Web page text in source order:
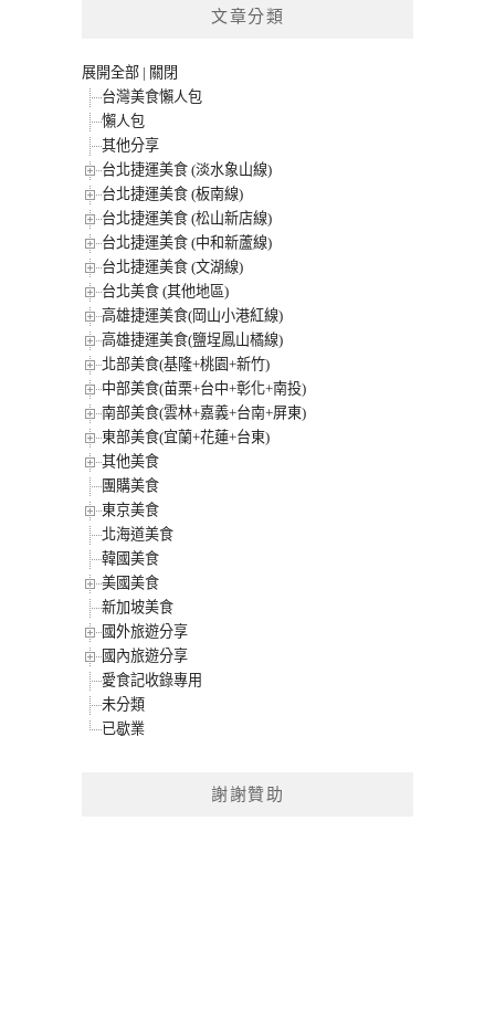
文章分類
展開全部 | 關閉
台灣美食懶人包
懶人包
其他分享
台北捷運美食 (淡水象山線)
台北捷運美食 (板南線)
台北捷運美食 (松山新店線)
台北捷運美食 (中和新蘆線)
台北捷運美食 (文湖線)
台北美食 (其他地區)
高雄捷運美食(岡山小港紅線)
高雄捷運美食(鹽埕鳳山橘線)
北部美食(基隆+桃園+新竹)
中部美食(苗栗+台中+彰化+南投)
南部美食(雲林+嘉義+台南+屏東)
東部美食(宜蘭+花蓮+台東)
其他美食
團購美食
東京美食
北海道美食
韓國美食
美國美食
新加坡美食
國外旅遊分享
國內旅遊分享
愛食記收錄專用
未分類
已歇業
謝謝贊助